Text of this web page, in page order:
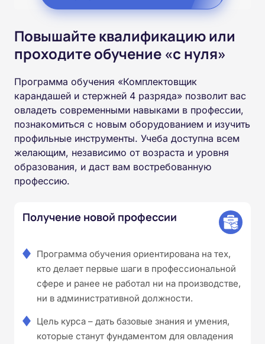
Повышайте квалификацию или
проходите обучение «с нуля»
Программа обучения «Комплектовщик
карандашей и стержней 4 разряда» позволит вас
овладеть современными навыками в профессии,
познакомиться с новым оборудованием и изучить
профильные инструменты. Учеба доступна всем
желающим, независимо от возраста и уровня
образования, и даст вам востребованную
профессию.
Получение новой профессии
Программа обучения ориентирована на тех,
кто делает первые шаги в профессиональной
сфере и ранее не работал ни на производстве,
ни в административной должности.
Цель курса – дать базовые знания и умения,
которые станут фундаментом для овладения